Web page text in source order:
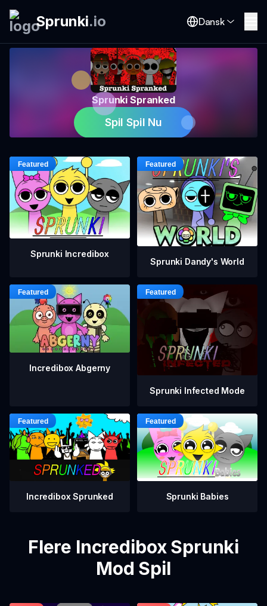
Sprunki.io Dansk
Sprunki Spranked
Spil Spil Nu
Sprunki Incredibox
Sprunki Dandy's World
Incredibox Abgerny
Sprunki Infected Mode
Incredibox Sprunked Sprunki Babies
Flere Incredibox Sprunki
Mod Spil